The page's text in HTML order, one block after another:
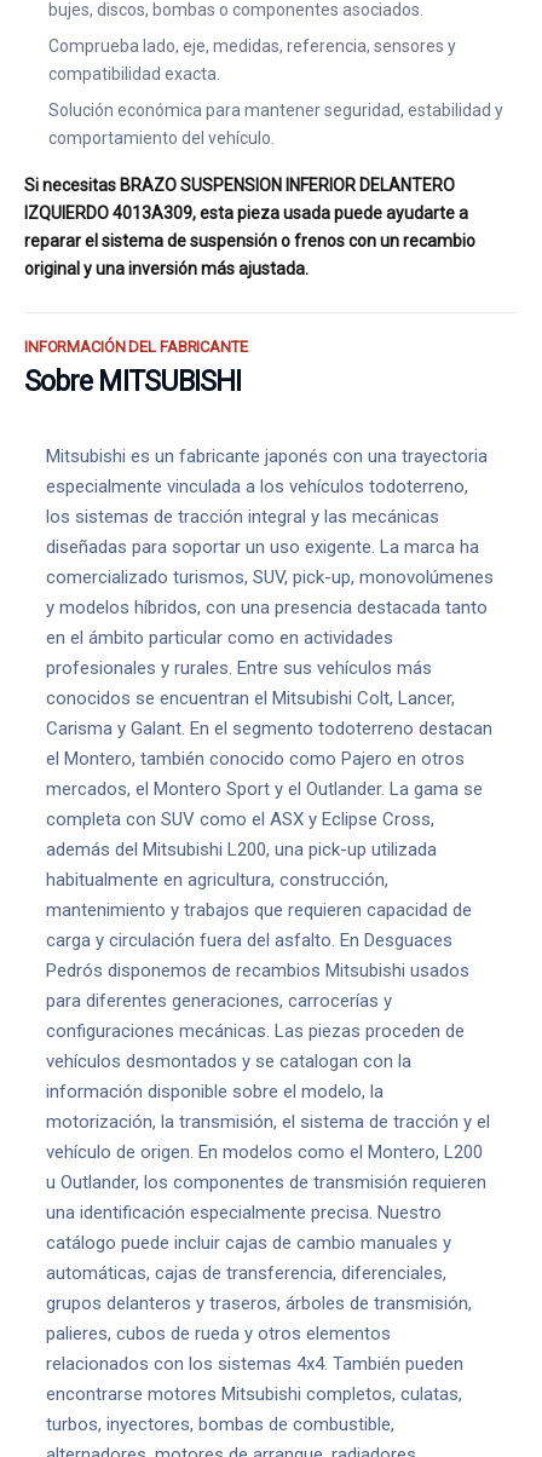
bujes, discos, bombas o componentes asociados.
Comprueba lado, eje, medidas, referencia, sensores y
compatibilidad exacta.
Solución económica para mantener seguridad, estabilidad y
comportamiento del vehículo.
Si necesitas BRAZO SUSPENSION INFERIOR DELANTERO
IZQUIERDO 4013A309, esta pieza usada puede ayudarte a
reparar el sistema de suspensión o frenos con un recambio
original y una inversión más ajustada.
INFORMACIÓN DEL FABRICANTE
Sobre MITSUBISHI
Mitsubishi es un fabricante japonés con una trayectoria
especialmente vinculada a los vehículos todoterreno,
los sistemas de tracción integral y las mecánicas
diseñadas para soportar un uso exigente. La marca ha
comercializado turismos, SUV, pick-up, monovolúmenes
y modelos híbridos, con una presencia destacada tanto
en el ámbito particular como en actividades
profesionales y rurales. Entre sus vehículos más
conocidos se encuentran el Mitsubishi Colt, Lancer,
Carisma y Galant. En el segmento todoterreno destacan
el Montero, también conocido como Pajero en otros
mercados, el Montero Sport y el Outlander. La gama se
completa con SUV como el ASX y Eclipse Cross,
además del Mitsubishi L200, una pick-up utilizada
habitualmente en agricultura, construcción,
mantenimiento y trabajos que requieren capacidad de
carga y circulación fuera del asfalto. En Desguaces
Pedrós disponemos de recambios Mitsubishi usados
para diferentes generaciones, carrocerías y
configuraciones mecánicas. Las piezas proceden de
vehículos desmontados y se catalogan con la
información disponible sobre el modelo, la
motorización, la transmisión, el sistema de tracción y el
vehículo de origen. En modelos como el Montero, L200
u Outlander, los componentes de transmisión requieren
una identificación especialmente precisa. Nuestro
catálogo puede incluir cajas de cambio manuales y
automáticas, cajas de transferencia, diferenciales,
grupos delanteros y traseros, árboles de transmisión,
palieres, cubos de rueda y otros elementos
relacionados con los sistemas 4x4. También pueden
encontrarse motores Mitsubishi completos, culatas,
turbos, inyectores, bombas de combustible,